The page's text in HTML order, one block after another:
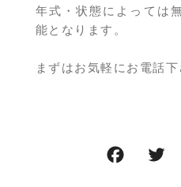
年式・状態によっては
能となります。
まずはお気軽にお電話下